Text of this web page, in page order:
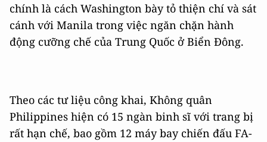
chính là cách Washington bày tỏ thiện chí và sát
cánh với Manila trong việc ngăn chặn hành
động cưỡng chế của Trung Quốc ở Biển Đông.
Theo các tư liệu công khai, Không quân
Philippines hiện có 15 ngàn binh sĩ với trang bị
rất hạn chế, bao gồm 12 máy bay chiến đấu FA-